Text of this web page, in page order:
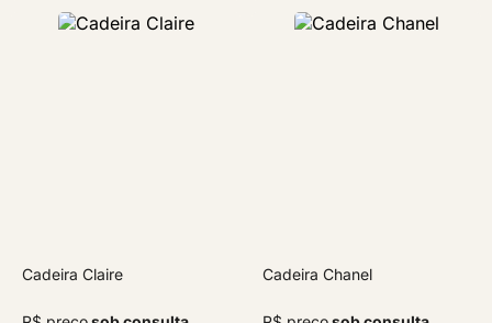
Cadeira Claire Cadeira Chanel